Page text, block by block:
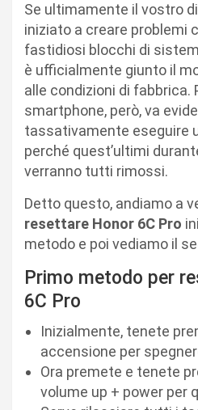
Se ultimamente il vostro
iniziato a creare problemi
fastidiosi blocchi di
è ufficialmente giunto il
alle condizioni di fabbrica.
smartphone, però, va
tassativamente eseguire
perché quest’ultimi
verranno tutti rimossi.
Detto questo, andiamo a
resettare Honor 6C Pro
metodo e poi vediamo il
Primo metodo per
6C Pro
Inizialmente, tenete
accensione per
Ora premete e tenete
volume up + power per